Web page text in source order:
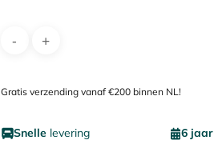
Gratis verzending vanaf €200 binnen NL!
Snellelevering 6 jaar